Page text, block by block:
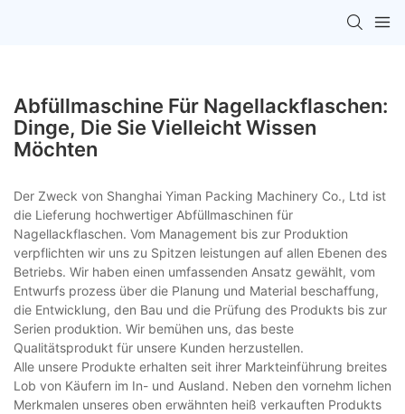
Abfüllmaschine Für Nagellackflaschen:
Dinge, Die Sie Vielleicht Wissen
Möchten
Der Zweck von Shanghai Yiman Packing Machinery Co., Ltd ist
die Lieferung hochwertiger Abfüllmaschinen für
Nagellackflaschen. Vom Management bis zur Produktion
verpflichten wir uns zu Spitzen leistungen auf allen Ebenen des
Betriebs. Wir haben einen umfassenden Ansatz gewählt, vom
Entwurfs prozess über die Planung und Material beschaffung,
die Entwicklung, den Bau und die Prüfung des Produkts bis zur
Serien produktion. Wir bemühen uns, das beste
Qualitätsprodukt für unsere Kunden herzustellen.
Alle unsere Produkte erhalten seit ihrer Markteinführung breites
Lob von Käufern im In- und Ausland. Neben den vornehm lichen
Merkmalen unseres oben erwähnten heiß verkauften Produkts